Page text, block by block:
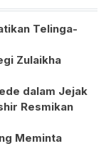
Telinga-
Zulaikha
dalam Jejak
Resmikan
Meminta